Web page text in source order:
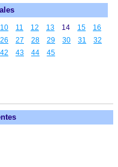
10 11 12 13 14 15
16
26 27 28 29 30 31
32
42 43 44 45